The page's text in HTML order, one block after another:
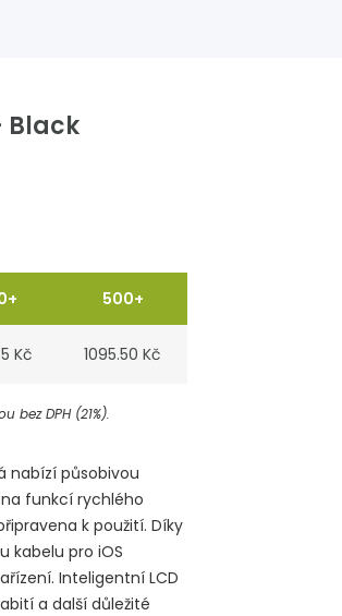
Black
500+
Kč 1095.50 Kč
DPH (21%).
nabízí působivou
funkcí rychlého
k použití. Díky
kabelu pro iOS
Inteligentní LCD
a další důležité